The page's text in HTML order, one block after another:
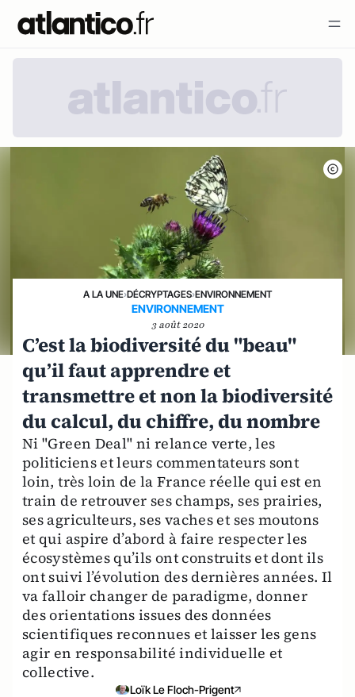
A LA UNE›DÉCRYPTAGES›ENVIRONNEMENT
ENVIRONNEMENT
3 août 2020
C’est la biodiversité du "beau"
qu’il faut apprendre et
transmettre et non la biodiversité
du calcul, du chiffre, du nombre
Ni "Green Deal" ni relance verte, les
politiciens et leurs commentateurs sont
loin, très loin de la France réelle qui est en
train de retrouver ses champs, ses prairies,
ses agriculteurs, ses vaches et ses moutons
et qui aspire d’abord à faire respecter les
écosystèmes qu’ils ont construits et dont ils
ont suivi l’évolution des dernières années. Il
va falloir changer de paradigme, donner
des orientations issues des données
scientifiques reconnues et laisser les gens
agir en responsabilité individuelle et
collective.
Loïk Le Floch-Prigent